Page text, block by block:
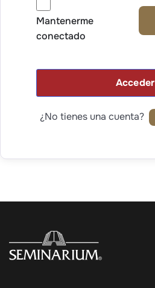
Mantenerme
conectado
Acceder
¿No tienes una cuenta?